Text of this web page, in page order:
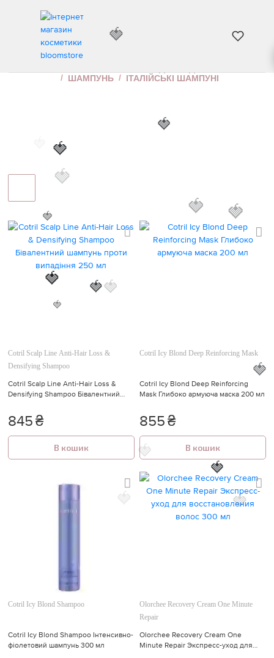
ІТАЛІЙСЬКІ ШАМПУНІ
ШАМПУНЬ
ІТАЛІЙСЬКІ ШАМПУНІ
Cotril Scalp Line Anti-Hair Loss &
Densifying Shampoo
Cotril Scalp Line Anti-Hair Loss &
Densifying Shampoo Бівалентний
845₴
В кошик
Cotril Icy Blond Deep Reinforcing Mask
Cotril Icy Blond Deep Reinforcing
Mask Глибоко армуюча маска 200 мл
855₴
В кошик
Cotril Icy Blond Shampoo
Cotril Icy Blond Shampoo Інтенсивно-
фіолетовий шампунь 300 мл
Olorchee Recovery Cream One Minute
Repair
Olorchee Recovery Cream One
Minute Repair Экспресс-уход для
🍓
🍓
🍓
🍓
🍓